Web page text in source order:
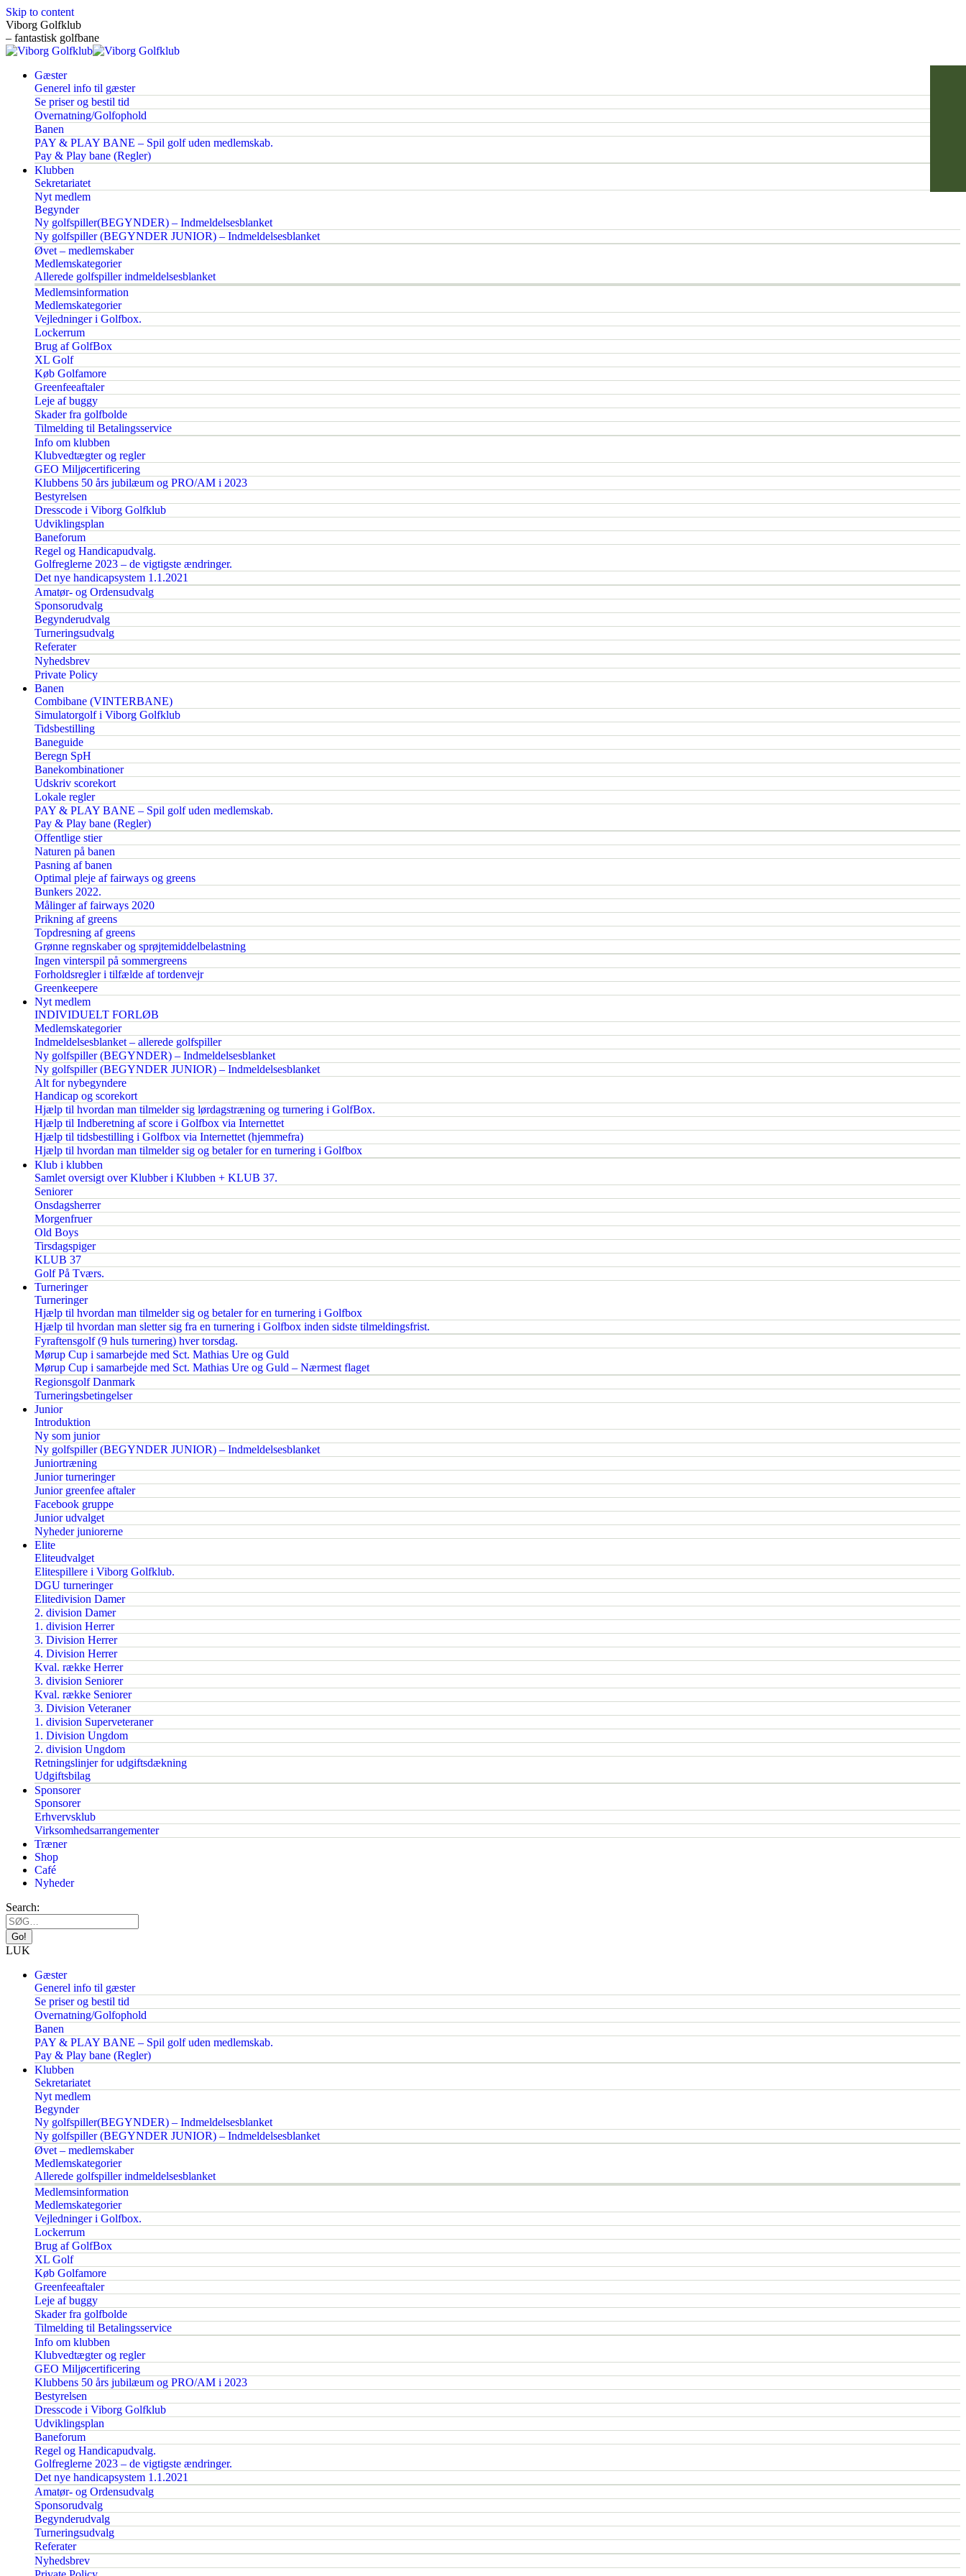
Skip to content
Viborg Golfklub
– fantastisk golfbane
Gæster
Generel info til gæster
Se priser og bestil tid
Overnatning/Golfophold
Banen
PAY & PLAY BANE – Spil golf uden medlemskab.
Pay & Play bane (Regler)
Klubben
Sekretariatet
Nyt medlem
Begynder
Ny golfspiller(BEGYNDER) – Indmeldelsesblanket
Ny golfspiller (BEGYNDER JUNIOR) – Indmeldelsesblanket
Øvet – medlemskaber
Medlemskategorier
Allerede golfspiller indmeldelsesblanket
Medlemsinformation
Medlemskategorier
Vejledninger i Golfbox.
Lockerrum
Brug af GolfBox
XL Golf
Køb Golfamore
Greenfeeaftaler
Leje af buggy
Skader fra golfbolde
Tilmelding til Betalingsservice
Info om klubben
Klubvedtægter og regler
GEO Miljøcertificering
Klubbens 50 års jubilæum og PRO/AM i 2023
Bestyrelsen
Dresscode i Viborg Golfklub
Udviklingsplan
Baneforum
Regel og Handicapudvalg.
Golfreglerne 2023 – de vigtigste ændringer.
Det nye handicapsystem 1.1.2021
Amatør- og Ordensudvalg
Sponsorudvalg
Begynderudvalg
Turneringsudvalg
Referater
Nyhedsbrev
Private Policy
Banen
Combibane (VINTERBANE)
Simulatorgolf i Viborg Golfklub
Tidsbestilling
Baneguide
Beregn SpH
Banekombinationer
Udskriv scorekort
Lokale regler
PAY & PLAY BANE – Spil golf uden medlemskab.
Pay & Play bane (Regler)
Offentlige stier
Naturen på banen
Pasning af banen
Optimal pleje af fairways og greens
Bunkers 2022.
Målinger af fairways 2020
Prikning af greens
Topdresning af greens
Grønne regnskaber og sprøjtemiddelbelastning
Ingen vinterspil på sommergreens
Forholdsregler i tilfælde af tordenvejr
Greenkeepere
Nyt medlem
INDIVIDUELT FORLØB
Medlemskategorier
Indmeldelsesblanket – allerede golfspiller
Ny golfspiller (BEGYNDER) – Indmeldelsesblanket
Ny golfspiller (BEGYNDER JUNIOR) – Indmeldelsesblanket
Alt for nybegyndere
Handicap og scorekort
Hjælp til hvordan man tilmelder sig lørdagstræning og turnering i GolfBox.
Hjælp til Indberetning af score i Golfbox via Internettet
Hjælp til tidsbestilling i Golfbox via Internettet (hjemmefra)
Hjælp til hvordan man tilmelder sig og betaler for en turnering i Golfbox
Klub i klubben
Samlet oversigt over Klubber i Klubben + KLUB 37.
Seniorer
Onsdagsherrer
Morgenfruer
Old Boys
Tirsdagspiger
KLUB 37
Golf På Tværs.
Turneringer
Turneringer
Hjælp til hvordan man tilmelder sig og betaler for en turnering i Golfbox
Hjælp til hvordan man sletter sig fra en turnering i Golfbox inden sidste tilmeldingsfrist.
Fyraftensgolf (9 huls turnering) hver torsdag.
Mørup Cup i samarbejde med Sct. Mathias Ure og Guld
Mørup Cup i samarbejde med Sct. Mathias Ure og Guld – Nærmest flaget
Regionsgolf Danmark
Turneringsbetingelser
Junior
Introduktion
Ny som junior
Ny golfspiller (BEGYNDER JUNIOR) – Indmeldelsesblanket
Juniortræning
Junior turneringer
Junior greenfee aftaler
Facebook gruppe
Junior udvalget
Nyheder juniorerne
Elite
Eliteudvalget
Elitespillere i Viborg Golfklub.
DGU turneringer
Elitedivision Damer
2. division Damer
1. division Herrer
3. Division Herrer
4. Division Herrer
Kval. række Herrer
3. division Seniorer
Kval. række Seniorer
3. Division Veteraner
1. division Superveteraner
1. Division Ungdom
2. division Ungdom
Retningslinjer for udgiftsdækning
Udgiftsbilag
Sponsorer
Sponsorer
Erhvervsklub
Virksomhedsarrangementer
Træner
Shop
Café
Nyheder
Search:
LUK
Gæster
Generel info til gæster
Se priser og bestil tid
Overnatning/Golfophold
Banen
PAY & PLAY BANE – Spil golf uden medlemskab.
Pay & Play bane (Regler)
Klubben
Sekretariatet
Nyt medlem
Begynder
Ny golfspiller(BEGYNDER) – Indmeldelsesblanket
Ny golfspiller (BEGYNDER JUNIOR) – Indmeldelsesblanket
Øvet – medlemskaber
Medlemskategorier
Allerede golfspiller indmeldelsesblanket
Medlemsinformation
Medlemskategorier
Vejledninger i Golfbox.
Lockerrum
Brug af GolfBox
XL Golf
Køb Golfamore
Greenfeeaftaler
Leje af buggy
Skader fra golfbolde
Tilmelding til Betalingsservice
Info om klubben
Klubvedtægter og regler
GEO Miljøcertificering
Klubbens 50 års jubilæum og PRO/AM i 2023
Bestyrelsen
Dresscode i Viborg Golfklub
Udviklingsplan
Baneforum
Regel og Handicapudvalg.
Golfreglerne 2023 – de vigtigste ændringer.
Det nye handicapsystem 1.1.2021
Amatør- og Ordensudvalg
Sponsorudvalg
Begynderudvalg
Turneringsudvalg
Referater
Nyhedsbrev